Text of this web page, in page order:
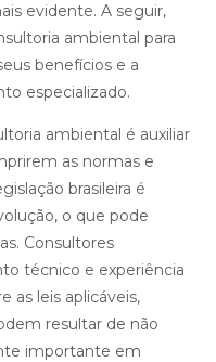
evidente. A seguir,
ambiental para
benefícios e a
especializado.
ambiental é auxiliar
as normas e
brasileira é
o que pode
Consultores
técnico e experiência
as leis aplicáveis,
resultar de não
importante em